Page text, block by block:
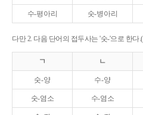
수-평아리 숫-병아리
다만 2. 다음 단어의 접두사는 '숫-'으로 한다
ㄱ ㄴ
숫-양 수-양
숫-염소 수-염소